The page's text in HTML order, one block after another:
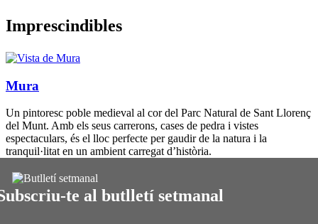
Imprescindibles
Mura
Un pintoresc poble medieval al cor del Parc Natural de Sant Llorenç
del Munt. Amb els seus carrerons, cases de pedra i vistes
espectaculars, és el lloc perfecte per gaudir de la natura i la
tranquil·litat en un ambient carregat d’història.
te al butlletí setmanal